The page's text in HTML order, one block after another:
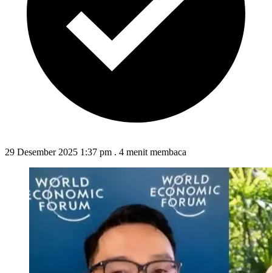
29 Desember 2025 1:37 pm . 4 menit membaca